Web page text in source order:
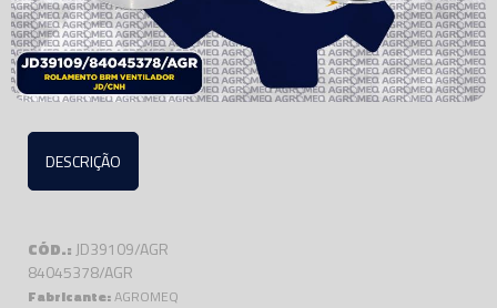
DESCRIÇÃO
CÓD.: JD39109/AGR
84045378/AGR
Fabricante:AGROMEQ